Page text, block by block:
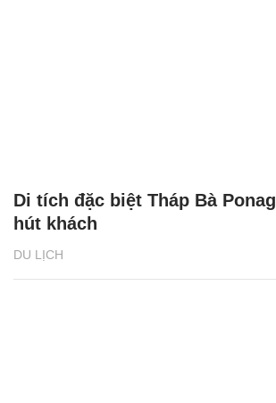
DU LỊCH
Di tích đặc biệt Tháp Bà
hút khách